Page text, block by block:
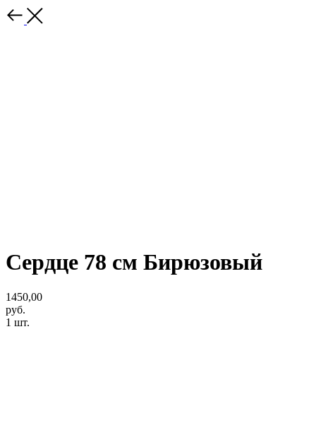
Сердце 78 см Бирюзовый
1450,00
руб.
1 шт.